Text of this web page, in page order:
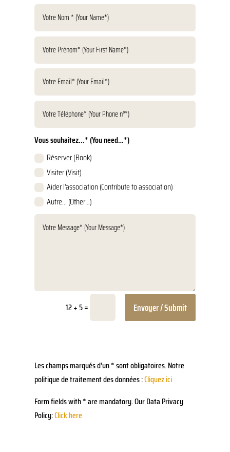
Vous souhaitez...* (You need…*)
Réserver (Book)
Visiter (Visit)
Aider l'association (Contribute to association)
Autre... (Other…)
12 + 5= Envoyer / Submit
Les champs marqués d'un * sont obligatoires. Notre
politique de traitement des données:Cliquez ici
Form fields with * are mandatory. Our Data Privacy
Policy:Click here